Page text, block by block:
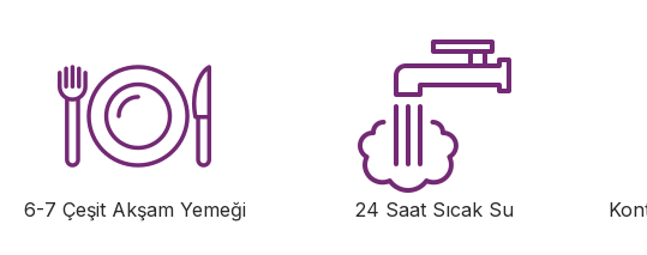
6-7 Çeşit Akşam Yemeği 24 Saat Sıcak Su